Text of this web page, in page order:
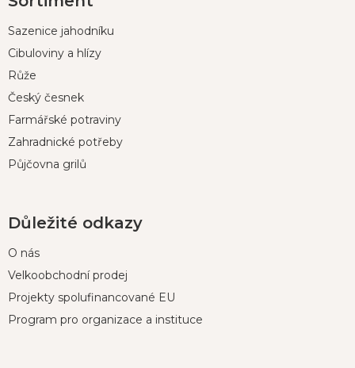
aSazenice jahodníku
Cibuloviny a hlízy
Růže
Český česnek
Farmářské potraviny
Zahradnické potřeby
Půjčovna grilů
Důležité odkazy
O nás
Velkoobchodní prodej
Projekty spolufinancované EU
Program pro organizace a instituce